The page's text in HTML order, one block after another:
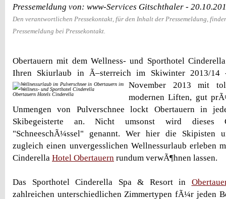
Pressemeldung von: www-Services Gitschthaler -
Den verantwortlichen Pressekontakt, für den Inhalt der Pressemeldung,
Pressemeldung bei Pressekontakt.
Obertauern mit dem Wellness- und Sporthotel
Ihren Skiurlaub in Ã–sterreich im Skiwinter 2013/14
November 2013 mit
Obertauern Hotels Cinderella
modernen Liften, gut
Unmengen von Pulverschnee lockt Obertauern in
Skibegeisterte an. Nicht umsonst wird dieses
"SchneeschÃ¼ssel" genannt. Wer hier die Skipisten
zugleich einen unvergesslichen Wellnessurlaub erleben
Cinderella Hotel Obertauern rundum verwÃ¶hnen lassen.
Das Sporthotel Cinderella Spa & Resort in
zahlreichen unterschiedlichen Zimmertypen fÃ¼r jeden